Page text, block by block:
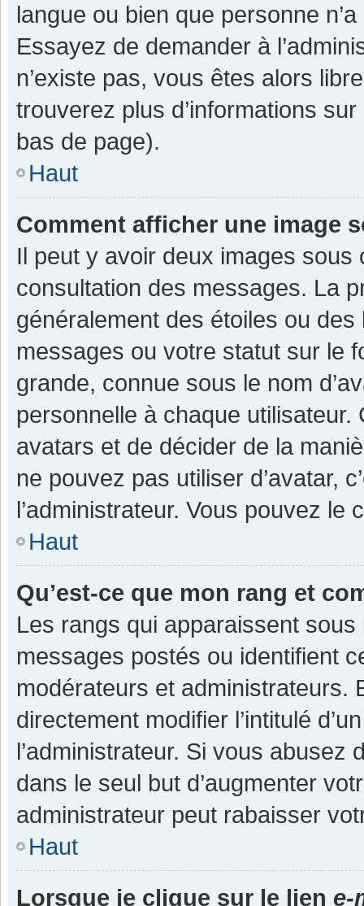
langue ou bien que personne
Essayez de demander à
n’existe pas, vous êtes alors
trouverez plus d’informations
bas de page).
Haut
Comment afficher une image
Il peut y avoir deux images sous
consultation des messages. La
généralement des étoiles ou
messages ou votre statut sur le
grande, connue sous le nom
personnelle à chaque utilisateur.
avatars et de décider de la
ne pouvez pas utiliser d’avatar,
l’administrateur. Vous pouvez
Haut
Qu’est-ce que mon rang et
Les rangs qui apparaissent
messages postés ou identifient
modérateurs et administrateurs.
directement modifier l’intitulé
l’administrateur. Si vous
dans le seul but d’augmenter
administrateur peut rabaisser
Haut
Lorsque je clique sur le lien e-